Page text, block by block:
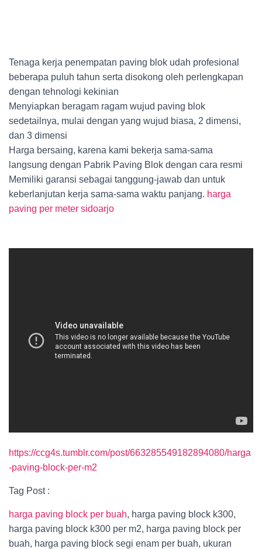
Tenaga kerja penempatan paving blok udah profesional
beberapa puluh tahun serta disokong oleh perlengkapan
dengan tehnologi kekinian
Menyiapkan beragam ragam wujud paving blok
sedetailnya, mulai dengan yang wujud biasa, 2 dimensi,
dan 3 dimensi
Harga bersaing, karena kami bekerja sama-sama
langsung dengan Pabrik Paving Blok dengan cara resmi
Memiliki garansi sebagai tanggung-jawab dan untuk
keberlanjutan kerja sama-sama waktu panjang. harga
paving per meter sidoarjo
https://ccg4s.tumblr.com/post/663285549182894080/harga
-paving-block-per-m2
Tag Post :
harga paving block per buah, harga paving block k300,
harga paving block k300 per m2, harga paving block per
buah, harga paving block segi enam per buah, ukuran